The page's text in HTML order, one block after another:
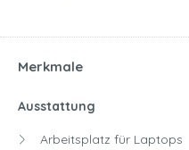
Merkmale
Ausstattung
Arbeitsplatz für Laptops